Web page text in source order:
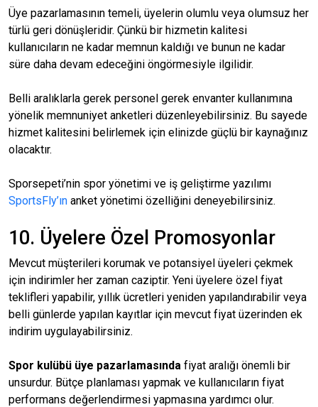
Üye pazarlamasının temeli, üyelerin olumlu veya olumsuz her
türlü geri dönüşleridir. Çünkü bir hizmetin kalitesi
kullanıcıların ne kadar memnun kaldığı ve bunun ne kadar
süre daha devam edeceğini öngörmesiyle ilgilidir.
Belli aralıklarla gerek personel gerek envanter kullanımına
yönelik memnuniyet anketleri düzenleyebilirsiniz. Bu sayede
hizmet kalitesini belirlemek için elinizde güçlü bir kaynağınız
olacaktır.
Sporsepeti’nin spor yönetimi ve iş geliştirme yazılımı
SportsFly’ın anket yönetimi özelliğini deneyebilirsiniz.
10. Üyelere Özel Promosyonlar
Mevcut müşterileri korumak ve potansiyel üyeleri çekmek
için indirimler her zaman caziptir. Yeni üyelere özel fiyat
teklifleri yapabilir, yıllık ücretleri yeniden yapılandırabilir veya
belli günlerde yapılan kayıtlar için mevcut fiyat üzerinden ek
indirim uygulayabilirsiniz.
Spor kulübü üye pazarlamasında fiyat aralığı önemli bir
unsurdur. Bütçe planlaması yapmak ve kullanıcıların fiyat
performans değerlendirmesi yapmasına yardımcı olur.